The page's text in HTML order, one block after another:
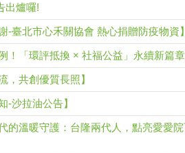
出爐囉!
-臺北市心禾關協會 熱心捐贈防疫物資
！「環評抵換 × 社福公益」永續新篇
，共創優質長照】
-沙拉油公告】
的溫暖守護：台隆兩代人，點亮愛愛